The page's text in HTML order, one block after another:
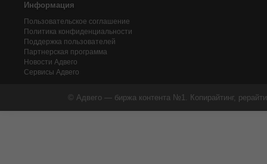
Информация
Пользовательское соглашение
Политика конфиденциальности
Поддержка пользователей
Партнерская программа
Новости Адвего
Сервисы Адвего
© Адвего — биржа контента №1. Копирайтинг,